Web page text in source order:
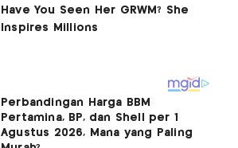
Perbandingan Harga BBM
Pertamina, BP, dan Shell per 1
Agustus 2026, Mana yang Paling